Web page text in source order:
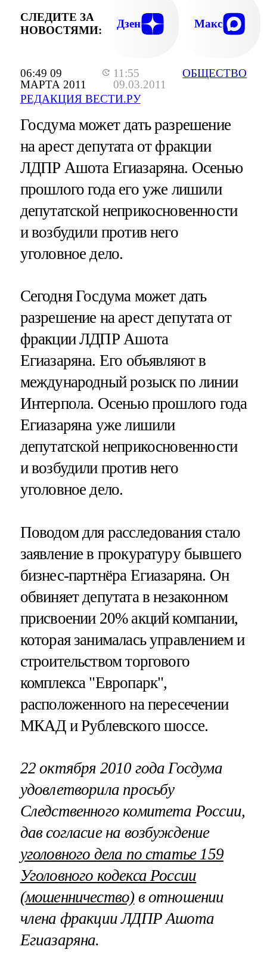
06:49 09
МАРТА 2011
11:55
09.03.2011
РЕДАКЦИЯ ВЕСТИ.РУ
ОБЩЕСТВО
СЛЕДИТЕ ЗА
НОВОСТЯМИ:
Дзен Макс
Госдума может дать разрешение
на арест депутата от фракции
ЛДПР Ашота Егиазаряна. Осенью
прошлого года его уже лишили
депутатской неприкосновенности
и возбудили против него
уголовное дело.
Сегодня Госдума может дать
разрешение на арест депутата от
фракции ЛДПР Ашота
Егиазаряна. Его объявляют в
международный розыск по линии
Интерпола. Осенью прошлого года
Егиазаряна уже лишили
депутатской неприкосновенности
и возбудили против него
уголовное дело.
Поводом для расследования стало
заявление в прокуратуру бывшего
бизнес-партнёра Егиазаряна. Он
обвиняет депутата в незаконном
присвоении 20% акций компании,
которая занималась управлением и
строительством торгового
комплекса "Европарк",
расположенного на пересечении
МКАД и Рублевского шоссе.
22 октября 2010 года Госдума
удовлетворила просьбу
Следственного комитета России,
дав согласие на возбуждение
уголовного дела по статье 159
Уголовного кодекса России
(мошенничество)в отношении
члена фракции ЛДПР Ашота
Егиазаряна.